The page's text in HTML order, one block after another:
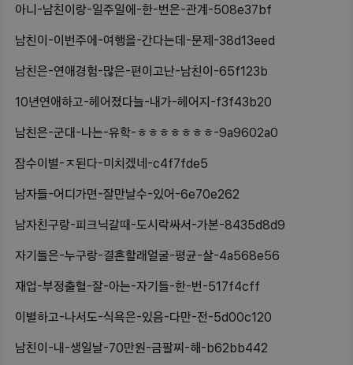
아니-남친이랑-일주일에-한-번은-관계-508e37bf
남친이-이번주에-여행을-간다는데-문제-38d13eed
남친은-연애경험-많은-편이고난-남친이-65f123b
10년연애하고-헤어졌다늘-내가-헤어지-f3f43b20
남친은-군대-나는-유학-ㅎㅎㅎㅎㅎㅎㅎ-9a9602a0
잠수이별-ㅈ된다-미치겠네-c4f7fde5
남자들-어디가면-잘만날수-있어-6e70e262
남자친구랑-피크닉갈때-도시락싸서-가본-8435d8d9
자기들은-누구랑-결혼할래얼굴-평균-살-4a568e56
재업-부정출혈-잘-아는-자기들-한-번-517f4cff
이별하고-나서도-식욕은-있음-다만-전-5d00c120
남친이-내-생일날-70만원-금팔찌-해-b62bb442